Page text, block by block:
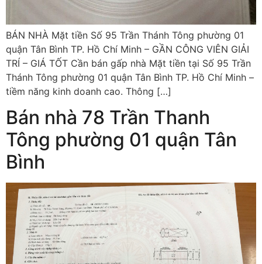
BÁN NHÀ Mặt tiền Số 95 Trần Thánh Tông phường 01
quận Tân Bình TP. Hồ Chí Minh – GẦN CÔNG VIÊN GIẢI
TRÍ – GIÁ TỐT Cần bán gấp nhà Mặt tiền tại Số 95 Trần
Thánh Tông phường 01 quận Tân Bình TP. Hồ Chí Minh –
tiềm năng kinh doanh cao. Thông […]
Bán nhà 78 Trần Thanh
Tông phường 01 quận Tân
Bình